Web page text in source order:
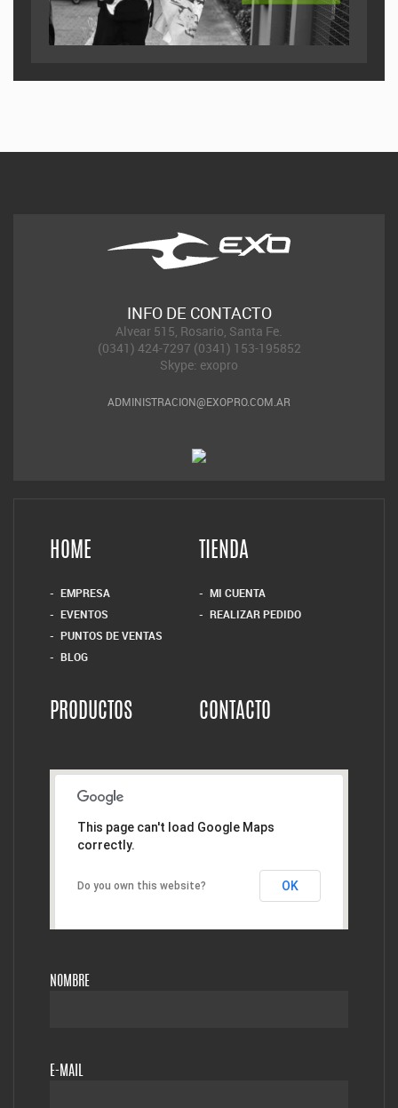
INFO DE CONTACTO
Alvear 515, Rosario, Santa Fe.
(0341) 424-7297 (0341) 153-195852
Skype: exopro
ADMINISTRACION@EXOPRO.COM.AR
HOME
EMPRESA
EVENTOS
PUNTOS DE VENTAS
BLOG
TIENDA
MI CUENTA
REALIZAR PEDIDO
PRODUCTOS CONTACTO
This page can't load Google Maps
correctly.
Do you own this website? OK
NOMBRE
E-MAIL